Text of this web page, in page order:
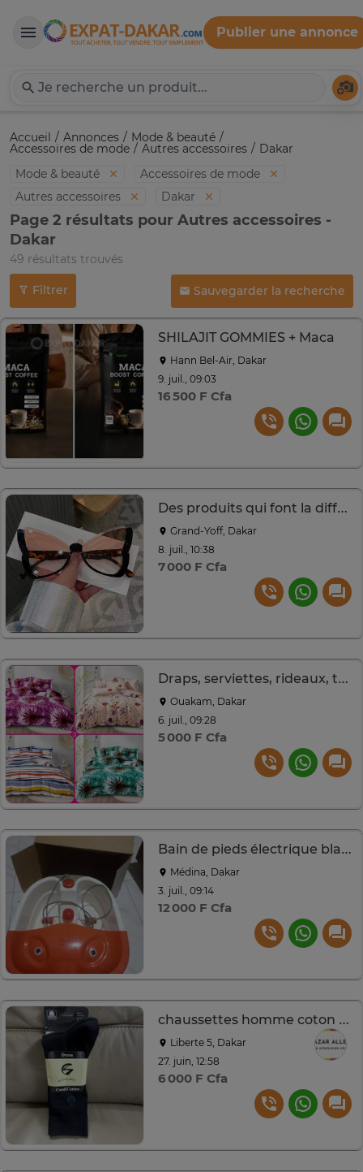
Expat-Dakar
Publier une annonce
Accueil Annonces Mode & beauté
Accessoires de mode Autres accessoires
Dakar
Mode & beauté
Accessoires de mode
Autres accessoires
Dakar
Page 2 résultats pour Autres accessoires -
Dakar
49 résultats trouvés
Filtrer Sauvegarder la recherche
SHILAJIT GOMMIES + Maca
Hann Bel-Air, Dakar
9. juil., 09:03
16 500 F Cfa
Des produits qui font la différence
Grand-Yoff, Dakar
8. juil., 10:38
7 000 F Cfa
Draps, serviettes, rideaux, tout vêtement homme et femme
Ouakam, Dakar
6. juil., 09:28
5 000 F Cfa
Bain de pieds électrique blanc orange avec rouleaux massage
Médina, Dakar
3. juil., 09:14
12 000 F Cfa
chaussettes homme coton confort lot de 3
Liberte 5, Dakar
27. juin, 12:58
6 000 F Cfa